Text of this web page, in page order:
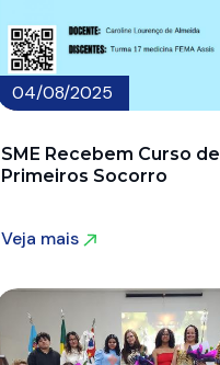
04/08/2025
SME Recebem Curso de
Primeiros Socorro
Veja mais